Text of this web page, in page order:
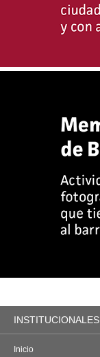
INSTITUCIONALES
Inicio